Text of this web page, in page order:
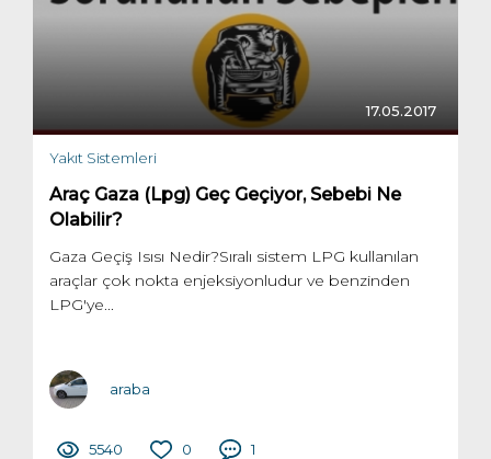
17.05.2017
Yakıt Sistemleri
Araç Gaza (Lpg) Geç Geçiyor, Sebebi Ne
Olabilir?
Gaza Geçiş Isısı Nedir?Sıralı sistem LPG kullanılan
araçlar çok nokta enjeksiyonludur ve benzinden
LPG'ye...
araba
5540 0 1